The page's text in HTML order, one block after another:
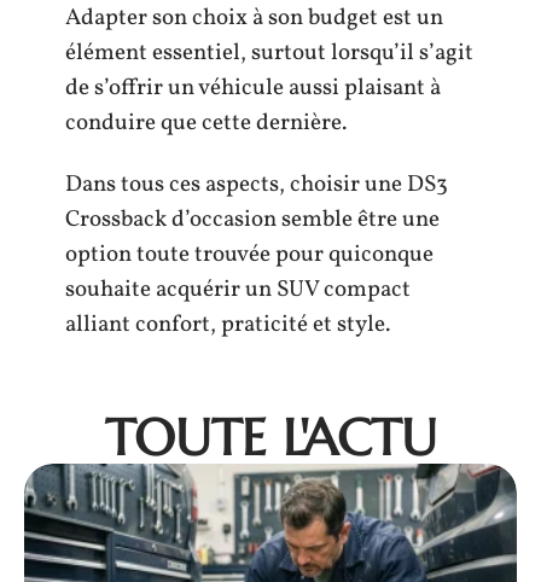
Adapter son choix à son budget est un
élément essentiel, surtout lorsqu’il s’agit
de s’offrir un véhicule aussi plaisant à
conduire que cette dernière.
Dans tous ces aspects, choisir une DS3
Crossback d’occasion semble être une
option toute trouvée pour quiconque
souhaite acquérir un SUV compact
alliant confort, praticité et style.
TOUTE L'ACTU